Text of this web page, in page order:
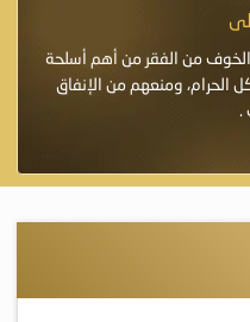
يعِدُكم الفقر﴾[البقرة:٢٦٨] الخوف من الفقر من أهم أسلحة
الحرام، ومنعهم من الإنفاق
.